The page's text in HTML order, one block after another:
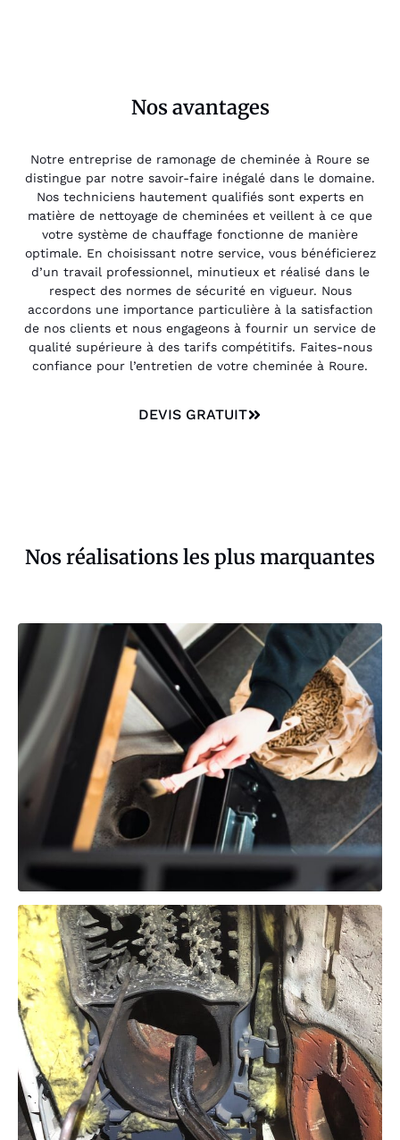
Nos avantages
Notre entreprise de ramonage de cheminée à Roure se
distingue par notre savoir-faire inégalé dans le domaine.
Nos techniciens hautement qualifiés sont experts en
matière de nettoyage de cheminées et veillent à ce que
votre système de chauffage fonctionne de manière
optimale. En choisissant notre service, vous bénéficierez
d’un travail professionnel, minutieux et réalisé dans le
respect des normes de sécurité en vigueur. Nous
accordons une importance particulière à la satisfaction
de nos clients et nous engageons à fournir un service de
qualité supérieure à des tarifs compétitifs. Faites-nous
confiance pour l’entretien de votre cheminée à Roure.
DEVIS GRATUIT
Nos réalisations les plus marquantes